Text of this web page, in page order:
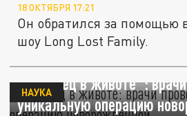
18 ОКТЯБРЯ 17:21
Он обратился за помощью
шоу Long Lost Family.
"Близнец в животе":
уникальную операцию
НАУКА